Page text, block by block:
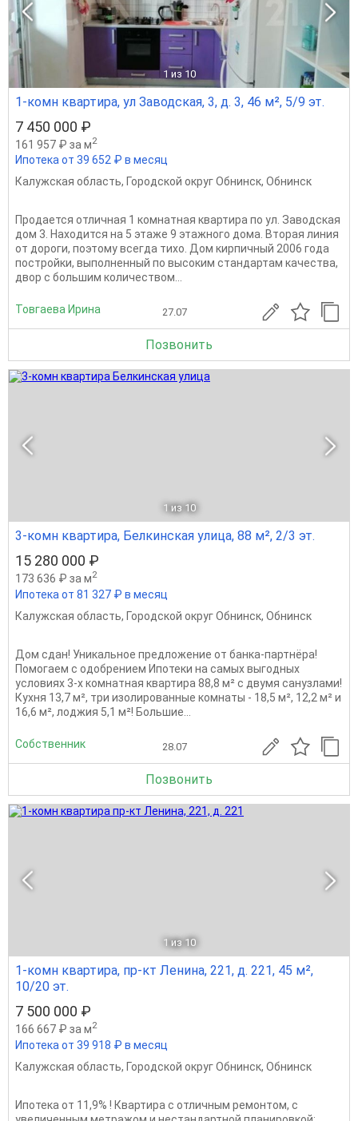
1 из 10
1-комн квартира, ул Заводская, 3, д. 3, 46 м², 5/9 эт.
7 450 000 ₽
161 957 ₽ за м2
Ипотека от 39 652 ₽ в месяц
Калужская область, Городской округ Обнинск, Обнинск
Продается отличная 1 комнатная квартира по ул. Заводская
дом 3. Находится на 5 этаже 9 этажного дома. Вторая линия
от дороги, поэтому всегда тихо. Дом кирпичный 2006 года
постройки, выполненный по высоким стандартам качества,
двор с большим количеством...
Товгаева Ирина 27.07
Позвонить
1 из 10
3-комн квартира, Белкинская улица, 88 м², 2/3 эт.
15 280 000 ₽
173 636 ₽ за м2
Ипотека от 81 327 ₽ в месяц
Калужская область, Городской округ Обнинск, Обнинск
Дом сдан! Уникальное предложение от банка-партнёра!
Помогаем с одобрением Ипотеки на самых выгодных
условиях 3-х комнатная квартира 88,8 м² с двумя санузлами!
Кухня 13,7 м², три изолированные комнаты - 18,5 м², 12,2 м² и
16,6 м², лоджия 5,1 м²! Большие...
Собственник 28.07
Позвонить
1 из 10
1-комн квартира, пр-кт Ленина, 221, д. 221, 45 м²,
10/20 эт.
7 500 000 ₽
166 667 ₽ за м2
Ипотека от 39 918 ₽ в месяц
Калужская область, Городской округ Обнинск, Обнинск
Ипотека от 11,9% ! Квартира с отличным ремонтом, с